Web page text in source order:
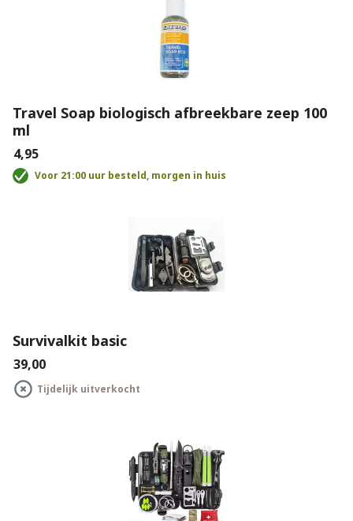
Travel Soap biologisch afbreekbare zeep 100
ml
€4,95
Voor 21:00 uur besteld, morgen in huis
Survivalkit basic
€39,00
Tijdelijk uitverkocht